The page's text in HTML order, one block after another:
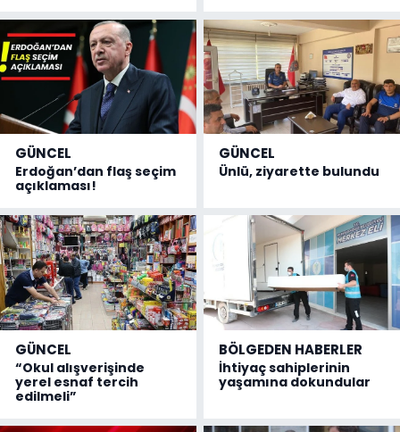
GÜNCEL
Erdoğan’dan flaş seçim
açıklaması!
GÜNCEL
Ünlü, ziyarette bulundu
GÜNCEL
“Okul alışverişinde
yerel esnaf tercih
edilmeli”
BÖLGEDEN HABERLER
İhtiyaç sahiplerinin
yaşamına dokundular